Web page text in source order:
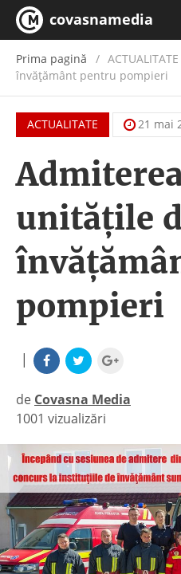
covasnamedia
Prima pagină ACTUALITATE
învăţământ pentru pompieri
ACTUALITATE 21 mai
unităţile
pompieri
|
de Covasna Media
|
1001 vizualizări